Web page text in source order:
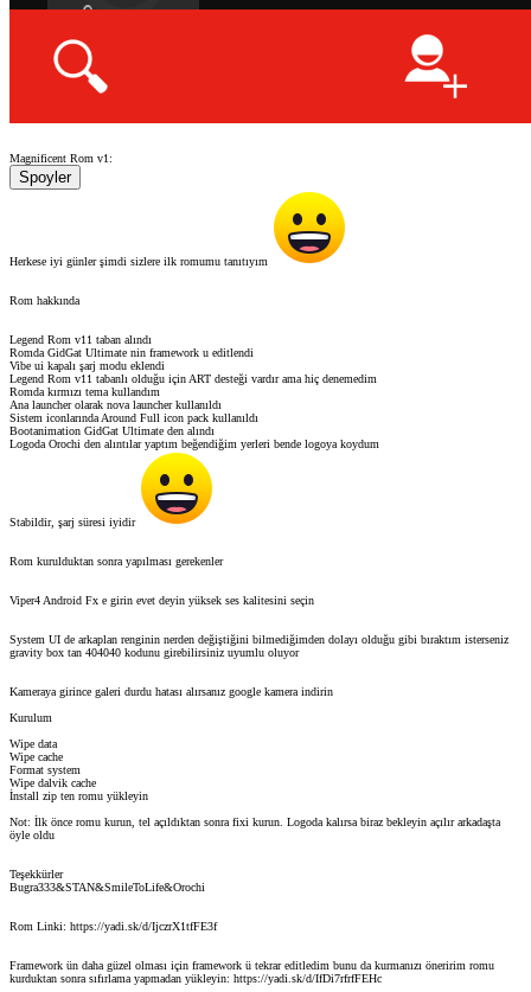
Magnificent Rom v1:
Spoyler
Herkese iyi günler şimdi sizlere ilk romumu tanıtıyım
Rom hakkında
Legend Rom v11 taban alındı
Romda GidGat Ultimate nin framework u editlendi
Vibe ui kapalı şarj modu eklendi
Legend Rom v11 tabanlı olduğu için ART desteği vardır ama hiç denemedim
Romda kırmızı tema kullandım
Ana launcher olarak nova launcher kullanıldı
Sistem iconlarında Around Full icon pack kullanıldı
Bootanimation GidGat Ultimate den alındı
Logoda Orochi den alıntılar yaptım beğendiğim yerleri bende logoya koydum
Stabildir, şarj süresi iyidir
Rom kurulduktan sonra yapılması gerekenler
Viper4 Android Fx e girin evet deyin yüksek ses kalitesini seçin
System UI de arkaplan renginin nerden değiştiğini bilmediğimden dolayı olduğu gibi bıraktım isterseniz
gravity box tan 404040 kodunu girebilirsiniz uyumlu oluyor
Kameraya girince galeri durdu hatası alırsanız google kamera indirin
Kurulum
Wipe data
Wipe cache
Format system
Wipe dalvik cache
İnstall zip ten romu yükleyin
Not: İlk önce romu kurun, tel açıldıktan sonra fixi kurun. Logoda kalırsa biraz bekleyin açılır arkadaşta
öyle oldu
Teşekkürler
Bugra333&STAN&SmileToLife&Orochi
Rom Linki: https://yadi.sk/d/IjczrX1tfFE3f
Framework ün daha güzel olması için framework ü tekrar editledim bunu da kurmanızı öneririm romu
kurduktan sonra sıfırlama yapmadan yükleyin: https://yadi.sk/d/IfDi7rfrfFEHc